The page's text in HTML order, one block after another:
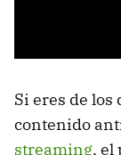
Si eres de los
contenido
streaming, el